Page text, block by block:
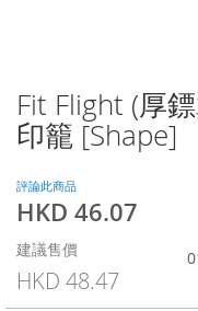
Fit Flight (厚
印籠 [Shape]
評論此商品
特
價
格
HKD 46.07
建議售價
HKD 48.47
Skip
to
the
of
the
gallery